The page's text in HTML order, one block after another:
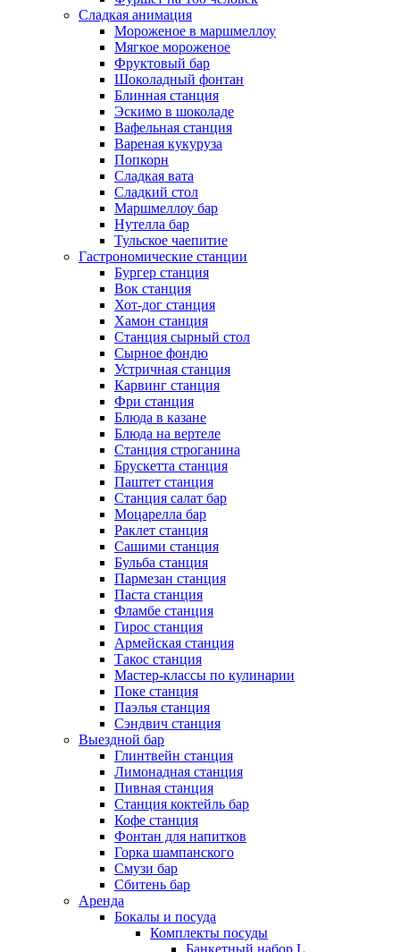
Сладкая анимация
Мороженое в маршмеллоу
Мягкое мороженое
Фруктовый бар
Шоколадный фонтан
Блинная станция
Эскимо в шоколаде
Вафельная станция
Вареная кукуруза
Попкорн
Сладкая вата
Сладкий стол
Маршмеллоу бар
Нутелла бар
Тульское чаепитие
Гастрономические станции
Бургер станция
Вок станция
Хот-дог станция
Хамон станция
Станция сырный стол
Сырное фондю
Устричная станция
Карвинг станция
Фри станция
Блюда в казане
Блюда на вертеле
Станция строганина
Брускетта станция
Паштет станция
Станция салат бар
Моцарелла бар
Раклет станция
Сашими станция
Бульба станция
Пармезан станция
Паста станция
Фламбе станция
Гирос станция
Армейская станция
Такос станция
Мастер-классы по кулинарии
Поке станция
Паэлья станция
Сэндвич станция
Выездной бар
Глинтвейн станция
Лимонадная станция
Пивная станция
Станция коктейль бар
Кофе станция
Фонтан для напитков
Горка шампанского
Смузи бар
Сбитень бар
Аренда
Бокалы и посуда
Комплекты посуды
Банкетный набор L